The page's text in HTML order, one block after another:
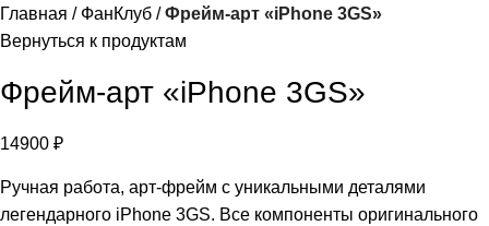
Главная ФанКлуб
Фрейм-арт «iPhone 3GS»
Вернуться к продуктам
Фрейм-арт «iPhone 3GS»
14900 ₽
Ручная работа, арт-фрейм с уникальными деталями
легендарного iPhone 3GS. Все компоненты оригинального